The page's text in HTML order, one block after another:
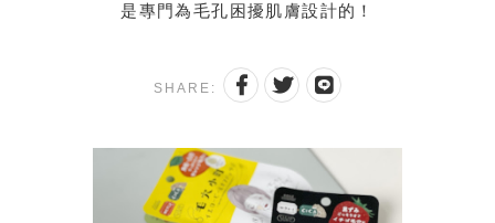
是專門為毛孔困擾肌膚設計的！
SHARE: